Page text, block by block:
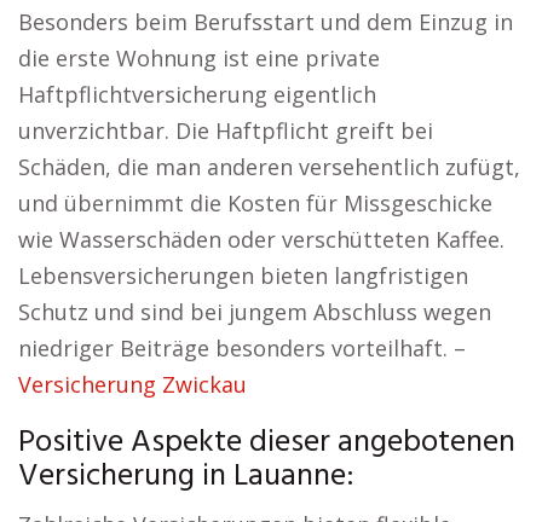
Besonders beim Berufsstart und dem Einzug in
die erste Wohnung ist eine private
Haftpflichtversicherung eigentlich
unverzichtbar. Die Haftpflicht greift bei
Schäden, die man anderen versehentlich zufügt,
und übernimmt die Kosten für Missgeschicke
wie Wasserschäden oder verschütteten Kaffee.
Lebensversicherungen bieten langfristigen
Schutz und sind bei jungem Abschluss wegen
niedriger Beiträge besonders vorteilhaft. –
Versicherung Zwickau
Positive Aspekte dieser angebotenen
Versicherung in Lauanne: